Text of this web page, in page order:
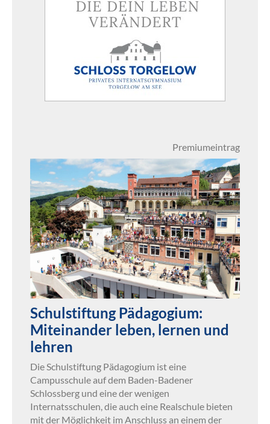
Premiumeintrag
Schulstiftung Pädagogium:
Miteinander leben, lernen und
lehren
Die Schulstiftung Pädagogium ist eine
Campusschule auf dem Baden-Badener
Schlossberg und eine der wenigen
Internatsschulen, die auch eine Realschule bieten
mit der Möglichkeit im Anschluss an einem der